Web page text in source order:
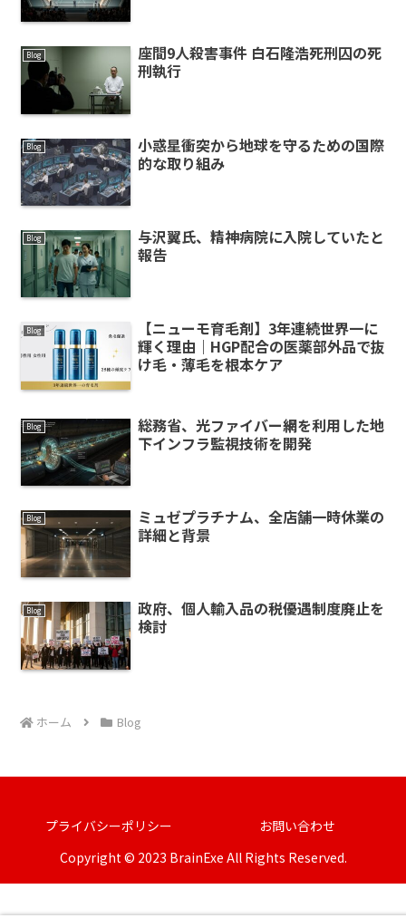
Blog
座間9人殺害事件 白石隆浩死刑囚の死
刑執行
Blog
小惑星衝突から地球を守るための国際
的な取り組み
Blog
与沢翼氏、精神病院に入院していたと
報告
Blog
【ニューモ育毛剤】3年連続世界一に
輝く理由｜HGP配合の医薬部外品で抜
け毛・薄毛を根本ケア
Blog
総務省、光ファイバー網を利用した地
下インフラ監視技術を開発
Blog
ミュゼプラチナム、全店舗一時休業の
詳細と背景
Blog
政府、個人輸入品の税優遇制度廃止を
検討
ホーム Blog
プライバシーポリシー
お問い合わせ
Copyright © 2023 BrainExe All Rights Reserved.